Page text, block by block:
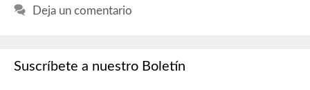
Deja un comentario
Suscríbete a nuestro Boletín